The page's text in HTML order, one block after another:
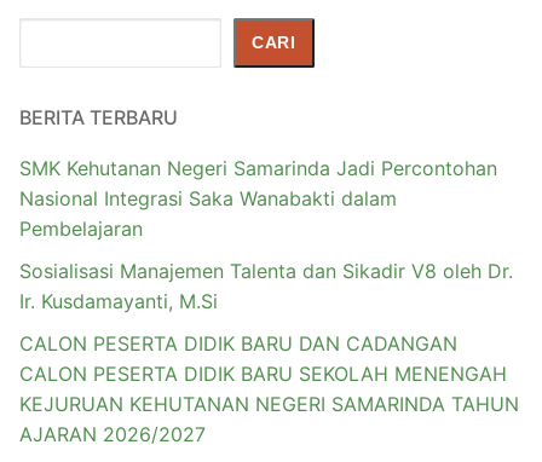
CARI
BERITA TERBARU
SMK Kehutanan Negeri Samarinda Jadi Percontohan
Nasional Integrasi Saka Wanabakti dalam
Pembelajaran
Sosialisasi Manajemen Talenta dan Sikadir V8 oleh Dr.
Ir. Kusdamayanti, M.Si
CALON PESERTA DIDIK BARU DAN CADANGAN
CALON PESERTA DIDIK BARU SEKOLAH MENENGAH
KEJURUAN KEHUTANAN NEGERI SAMARINDA TAHUN
AJARAN 2026/2027